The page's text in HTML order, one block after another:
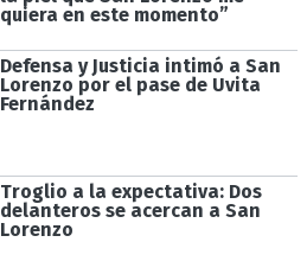
quiera en este momento”
Defensa y Justicia intimó a San
Lorenzo por el pase de Uvita
Fernández
Troglio a la expectativa: Dos
delanteros se acercan a San
Lorenzo